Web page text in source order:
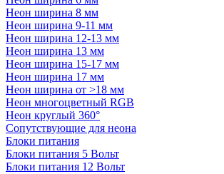
Неон ширина 8 мм
Неон ширина 9-11 мм
Неон ширина 12-13 мм
Неон ширина 13 мм
Неон ширина 15-17 мм
Неон ширина 17 мм
Неон ширина от >18 мм
Неон многоцветный RGB
Неон круглый 360°
Сопутствующие для неона
Блоки питания
Блоки питания 5 Вольт
Блоки питания 12 Вольт